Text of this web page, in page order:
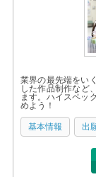
業界の最先端をい
した作品制作など
ます。ハイスペッ
めよう！
基本情報 出